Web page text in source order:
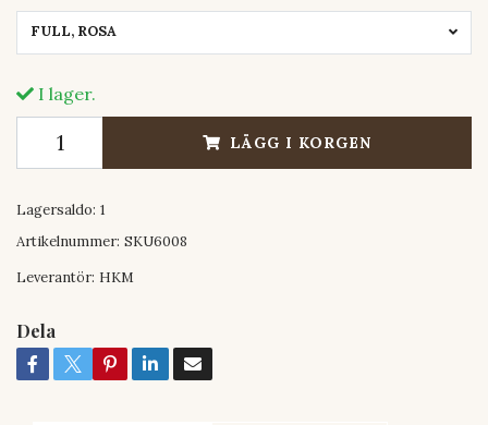
FULL, ROSA
I lager.
LÄGG I KORGEN
Lagersaldo: 1
Artikelnummer: SKU6008
Leverantör: HKM
Dela